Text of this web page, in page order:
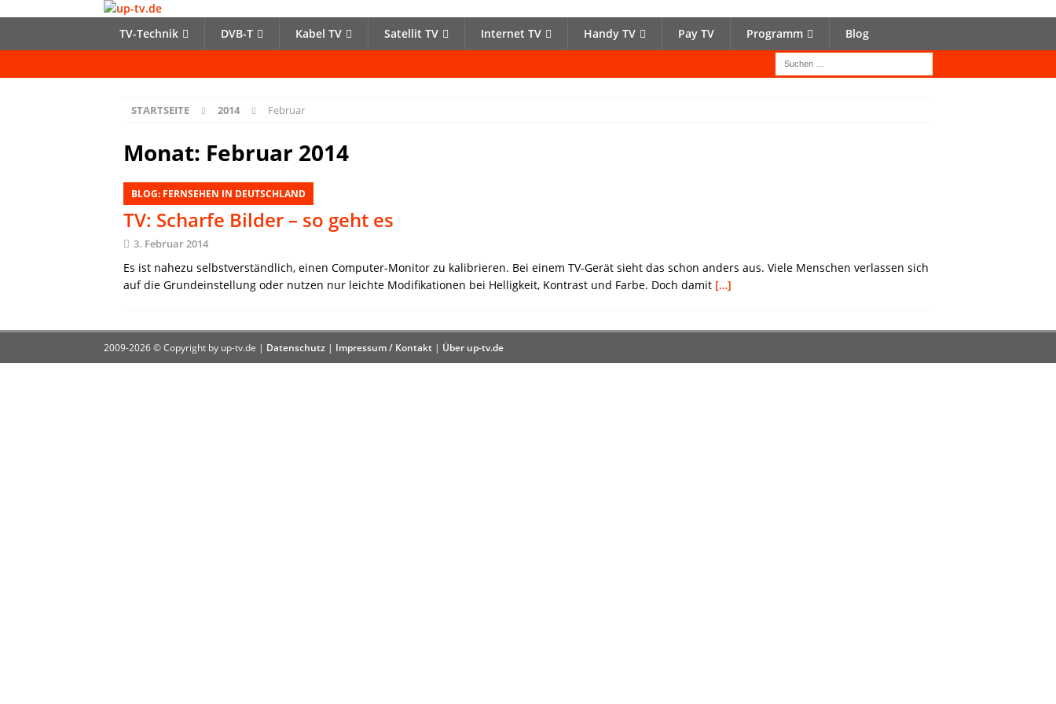
TV-Technik DVB-T Kabel TV Satellit TV Internet TV Handy TV Pay TV Programm Blog
STARTSEITE 2014 Februar
Monat: Februar 2014
BLOG: FERNSEHEN IN DEUTSCHLAND
TV: Scharfe Bilder – so geht es
3. Februar 2014
Es ist nahezu selbstverständlich, einen Computer-Monitor zu kalibrieren. Bei einem TV-Gerät sieht das schon anders aus. Viele Menschen verlassen sich
auf die Grundeinstellung oder nutzen nur leichte Modifikationen bei Helligkeit, Kontrast und Farbe. Doch damit […]
2009-2026 © Copyright by up-tv.de | Datenschutz | Impressum / Kontakt | Über up-tv.de